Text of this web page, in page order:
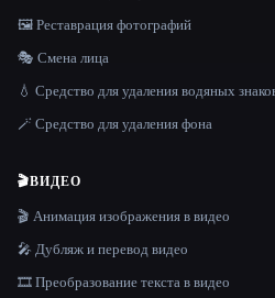
🖼️ Реставрация фотографий
🎭 Смена лица
💧 Средство для удаления водяных
🪄 Средство для удаления фона
🎬ВИДЕО
🎬 Анимация изображения в видео
🎤 Дубляж и перевод видео
🎞️ Преобразование текста в видео